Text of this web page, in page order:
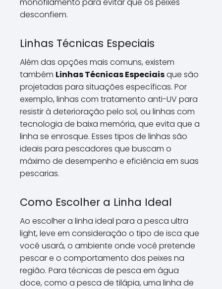
desconfiem.
Linhas Técnicas Especiais
Além das opções mais comuns, existem
também Linhas Técnicas Especiaisque são
projetadas para situações específicas. Por
exemplo, linhas com tratamento anti-UV para
resistir à deterioração pelo sol, ou linhas com
tecnologia de baixa memória, que evita que a
linha se enrosque. Esses tipos de linhas são
ideais para pescadores que buscam o
máximo de desempenho e eficiência em suas
pescarias.
Como Escolher a Linha Ideal
Ao escolher a linha ideal para a pesca ultra
light, leve em consideração o tipo de isca que
você usará, o ambiente onde você pretende
pescar e o comportamento dos peixes na
região. Para técnicas de pesca em água
doce, como a pesca de tilápia, uma linha de